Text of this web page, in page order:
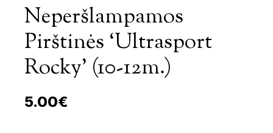
Neperšlampamos
Pirštinės ‘Ultrasport
Rocky’ (10-12m.)
5.00€